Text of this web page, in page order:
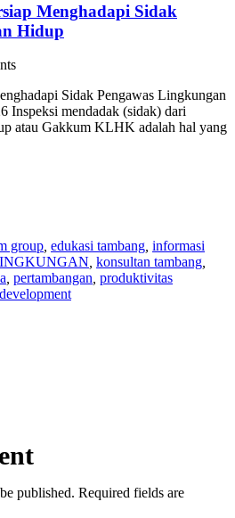
Menghadapi Sidak
Hidup
Sidak Pengawas Lingkungan
Inspeksi mendadak (sidak) dari
atau Gakkum KLHK adalah hal yang
group edukasi tambang informasi
konsultan tambang
pertambangan produktivitas
published. Required fields are